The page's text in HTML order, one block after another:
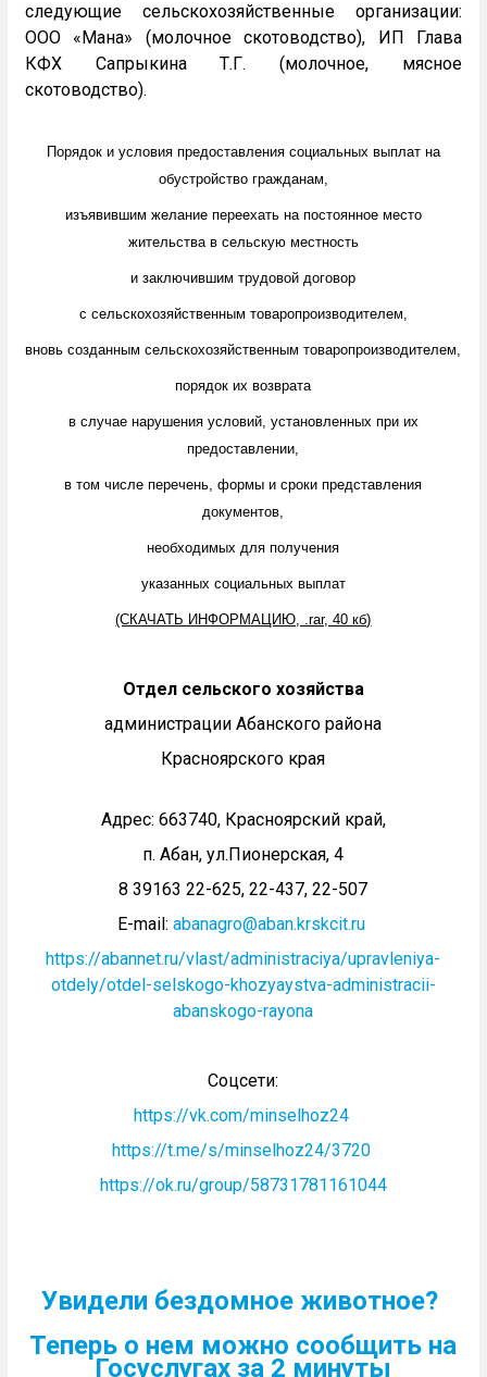
следующие сельскохозяйственные организации:
ООО «Мана» (молочное скотоводство), ИП Глава
КФХ Сапрыкина Т.Г. (молочное, мясное
скотоводство).
Порядок и условия предоставления социальных выплат на
обустройство гражданам,
изъявившим желание переехать на постоянное место
жительства в сельскую местность
и заключившим трудовой договор
с сельскохозяйственным товаропроизводителем,
вновь созданным сельскохозяйственным товаропроизводителем,
порядок их возврата
в случае нарушения условий, установленных при их
предоставлении,
в том числе перечень, формы и сроки представления
документов,
необходимых для получения
указанных социальных выплат
(СКАЧАТЬ ИНФОРМАЦИЮ, .rar, 40 кб)
Отдел сельского хозяйства
администрации Абанского района
Красноярского края
Адрес: 663740, Красноярский край,
п. Абан, ул.Пионерская, 4
8 39163 22-625, 22-437, 22-507
E-mail: abanagro@aban.krskcit.ru
https://abannet.ru/vlast/administraciya/upravleniya-
otdely/otdel-selskogo-khozyaystva-administracii-
abanskogo-rayona
Соцсети:
https://vk.com/minselhoz24
https://t.me/s/minselhoz24/3720
https://ok.ru/group/58731781161044
Увидели бездомное животное?
Теперь о нем можно сообщить на
Госуслугах за 2 минуты